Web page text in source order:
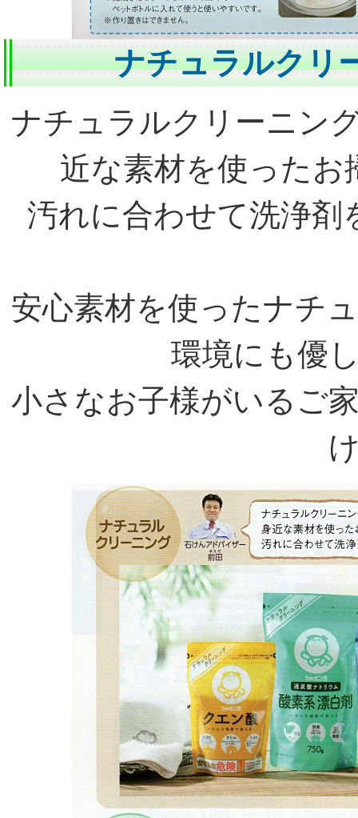
ナチュラルクリ
ナチュラルクリーニン
近な素材を使ったお
汚れに合わせて洗浄
安心素材を使ったナチ
環境にも優
小さなお子様がいるご